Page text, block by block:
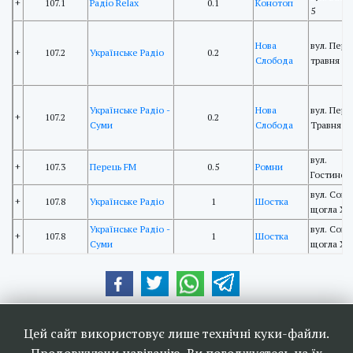
+ 107.1 Радіо Relax 0.1 Конотоп
5
+ 107.2 Українське Радіо 0.2
Нова
Слобода
вул.
травня
+ 107.2
Українське Радіо -
Суми
0.2
Нова
Слобода
вул.
Травня
+ 107.3 Перець FM 0.5 Ромни
вул.
+ 107.8 Українське Радіо 1 Шостка
вул.
щогла
+ 107.8
Українське Радіо -
Суми
1 Шостка
вул.
щогла
Цей сайт використовує лише технічні куки-файли.